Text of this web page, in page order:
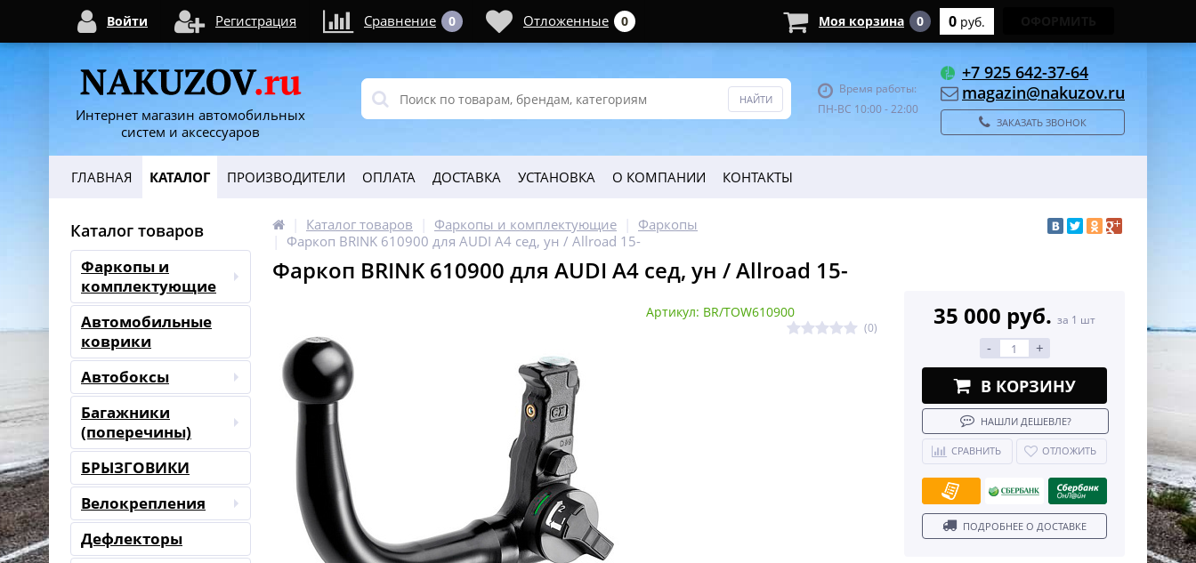
Интернет магазин автомобильных
систем и аксессуаров
Время работы:
ПН-ВС 10:00 - 22:00
+7 925 642-37-64
magazin@nakuzov.ru
ЗАКАЗАТЬ ЗВОНОК
ГЛАВНАЯ КАТАЛОГ ПРОИЗВОДИТЕЛИ ОПЛАТА ДОСТАВКА УСТАНОВКА О КОМПАНИИ КОНТАКТЫ
Каталог товаров
Фаркопы и
комплектующие
Автомобильные
коврики
Автобоксы
Багажники
(поперечины)
БРЫЗГОВИКИ
Велокрепления
Дефлекторы
Каталог товаров Фаркопы и комплектующие
Фаркопы
Фаркоп BRINK 610900 для AUDI A4 сед, ун / Allroad 15-
Фаркоп BRINK 610900 для AUDI A4 сед, ун / Allroad 15-
Артикул: BR/TOW610900
(0) 35 000 руб. за 1 шт
- +
В КОРЗИНУ
НАШЛИ ДЕШЕВЛЕ?
СРАВНИТЬ ОТЛОЖИТЬ
ПОДРОБНЕЕ О ДОСТАВКЕ
Войти Регистрация Сравнение 0 Отложенные 0 Моя корзина 0 0 руб.